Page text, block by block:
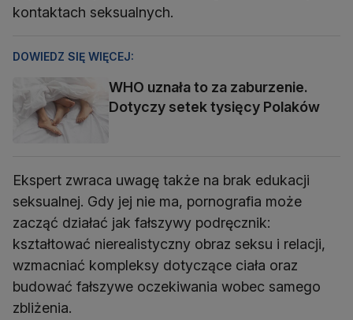
kontaktach seksualnych.
DOWIEDZ SIĘ WIĘCEJ:
WHO uznała to za zaburzenie.
Dotyczy setek tysięcy Polaków
Ekspert zwraca uwagę także na brak edukacji
seksualnej. Gdy jej nie ma, pornografia może
zacząć działać jak fałszywy podręcznik:
kształtować nierealistyczny obraz seksu i relacji,
wzmacniać kompleksy dotyczące ciała oraz
budować fałszywe oczekiwania wobec samego
zbliżenia.